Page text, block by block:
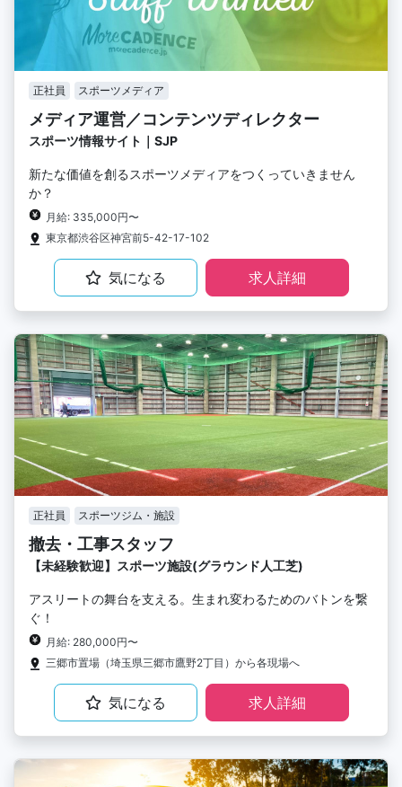
正社員 スポーツメディア
メディア運営／コンテンツディレクター
スポーツ情報サイト｜SJP
新たな価値を創るスポーツメディアをつくっていきません
か？
月給: 335,000円〜
東京都渋谷区神宮前5-42-17-102
気になる 求人詳細
正社員 スポーツジム・施設
撤去・工事スタッフ
【未経験歓迎】スポーツ施設(グラウンド人工芝)
アスリートの舞台を支える。生まれ変わるためのバトンを繋
ぐ！
月給: 280,000円〜
三郷市置場（埼玉県三郷市鷹野2丁目）から各現場へ
気になる 求人詳細